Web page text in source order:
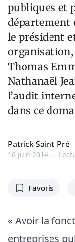
publiques et
département
le président
Thomas
Nathanaël
l’audit
dans ce
Patrick Saint-Pré
16 juin 2014 —
Favoris
« Avoir la
entreprises